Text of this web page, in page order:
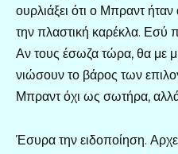
ουρλιάξει ότι ο Μπραντ
την πλαστική καρέκλα. Εσύ
Αν τους έσωζα τώρα, θα με
νιώσουν το βάρος των
Μπραντ όχι ως σωτήρα,
Έσυρα την ειδοποίηση.